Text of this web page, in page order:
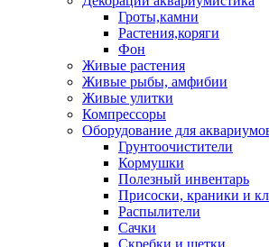
Гроты,камни
Растения,коряги
Фон
Живые растения
Живые рыбы, амфибии
Живые улитки
Компрессоры
Оборудование для
Грунтоочистители
Кормушки
Полезный инвентарь
Присоски, краники и
Распылители
Сачки
Скребки и щетки